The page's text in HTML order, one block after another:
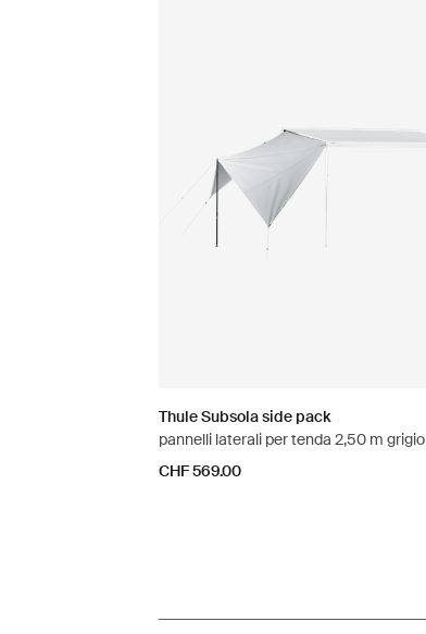
Thule Subsola side pack
pannelli laterali per tenda 2,50 m grigio
CHF 569.00